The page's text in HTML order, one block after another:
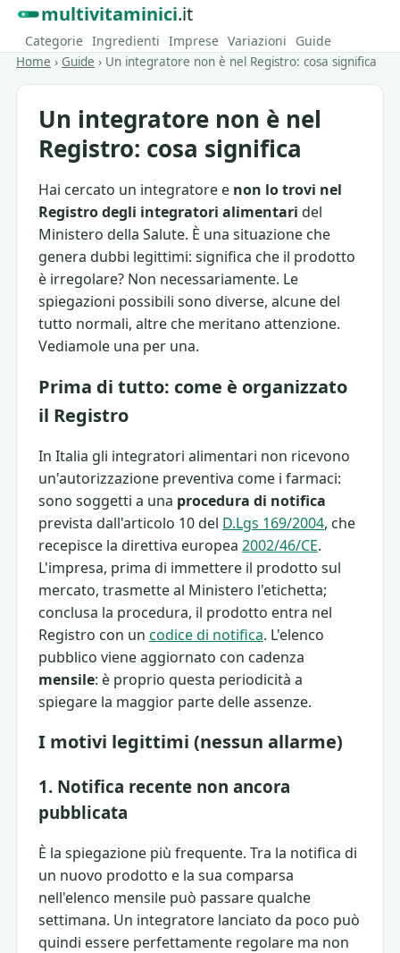
multivitaminici.it
Categorie Ingredienti Imprese Variazioni Guide
Home › Guide › Un integratore non è nel Registro: cosa significa
Un integratore non è nel
Registro: cosa significa
Hai cercato un integratore e non lo trovi nel
Registro degli integratori alimentari del
Ministero della Salute. È una situazione che
genera dubbi legittimi: significa che il prodotto
è irregolare? Non necessariamente. Le
spiegazioni possibili sono diverse, alcune del
tutto normali, altre che meritano attenzione.
Vediamole una per una.
Prima di tutto: come è organizzato
il Registro
In Italia gli integratori alimentari non ricevono
un'autorizzazione preventiva come i farmaci:
sono soggetti a una procedura di notifica
prevista dall'articolo 10 del D.Lgs 169/2004, che
recepisce la direttiva europea 2002/46/CE.
L'impresa, prima di immettere il prodotto sul
mercato, trasmette al Ministero l'etichetta;
conclusa la procedura, il prodotto entra nel
Registro con un codice di notifica. L'elenco
pubblico viene aggiornato con cadenza
mensile: è proprio questa periodicità a
spiegare la maggior parte delle assenze.
I motivi legittimi (nessun allarme)
1. Notifica recente non ancora
pubblicata
È la spiegazione più frequente. Tra la notifica di
un nuovo prodotto e la sua comparsa
nell'elenco mensile può passare qualche
settimana. Un integratore lanciato da poco può
quindi essere perfettamente regolare ma non